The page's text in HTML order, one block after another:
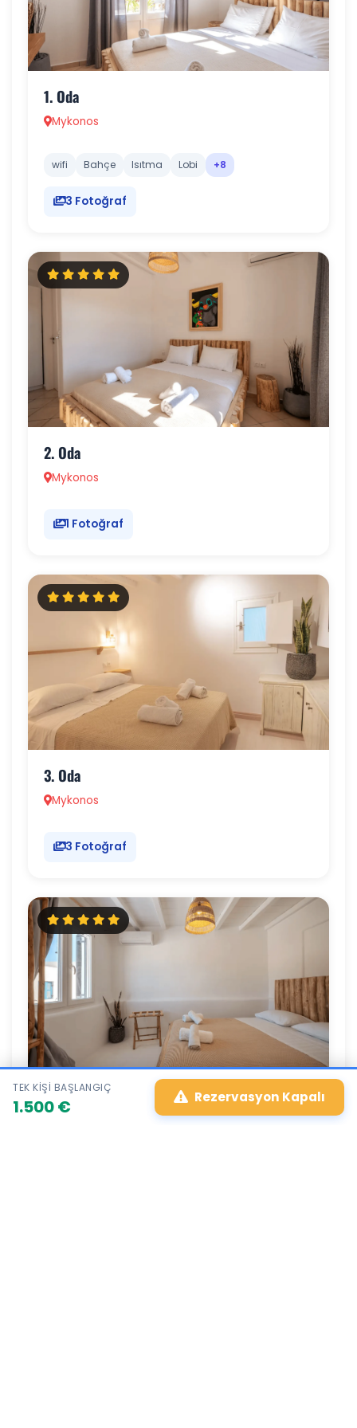
1. Oda
Mykonos
wifi Bahçe Isıtma Lobi +8
3 Fotoğraf
2. Oda
Mykonos
1 Fotoğraf
3. Oda
Mykonos
3 Fotoğraf
4. Oda
TEK KIŞI BAŞLANGIÇ
1.500 € Rezervasyon Kapalı